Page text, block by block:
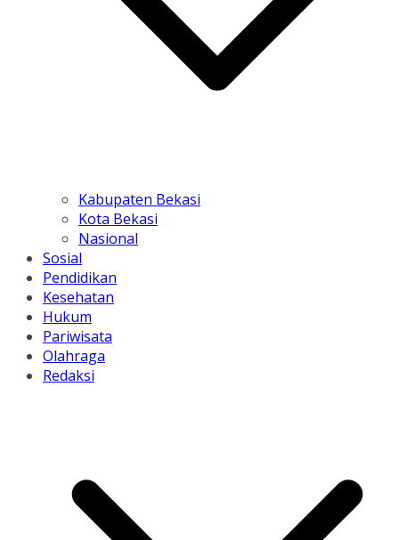
Kabupaten Bekasi
Kota Bekasi
Nasional
Sosial
Pendidikan
Kesehatan
Hukum
Pariwisata
Olahraga
Redaksi